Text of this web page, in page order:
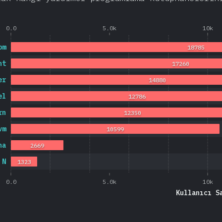
0.0 5.0k 10k
0.0 5.0k 10k
Kullanıcı
N 1323
2669
10599
12350
12786
14880
17260
18785